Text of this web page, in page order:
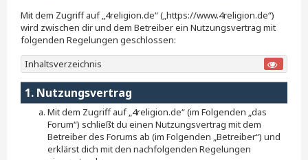
Mit dem Zugriff auf „4religion.de“ („https://www.4religion.de“)
wird zwischen dir und dem Betreiber ein Nutzungsvertrag mit
folgenden Regelungen geschlossen:
Inhaltsverzeichnis
1. Nutzungsvertrag
Mit dem Zugriff auf „4religion.de“ (im Folgenden „das
Forum“) schließt du einen Nutzungsvertrag mit dem
Betreiber des Forums ab (im Folgenden „Betreiber“) und
erklärst dich mit den nachfolgenden Regelungen